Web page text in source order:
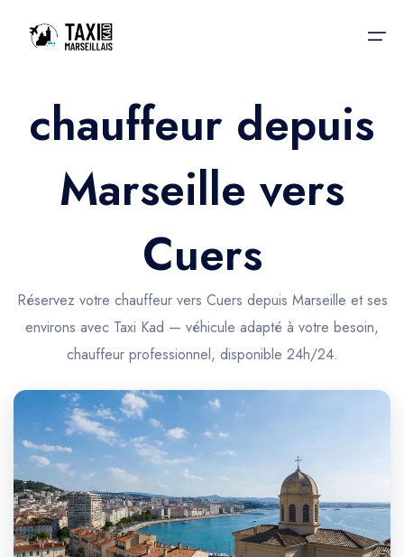
Accueil
Nos services
Nos services
Trajet Gare SNCF
Trajet Port croisière
Trajet Séminaire
Trajet Longue Distance
Actualités & évènements
Contactez-nous
chauffeur depuis
Marseille vers
Cuers
Réservez votre chauffeur vers Cuers depuis Marseille et ses
environs avec Taxi Kad — véhicule adapté à votre besoin,
chauffeur professionnel, disponible 24h/24.